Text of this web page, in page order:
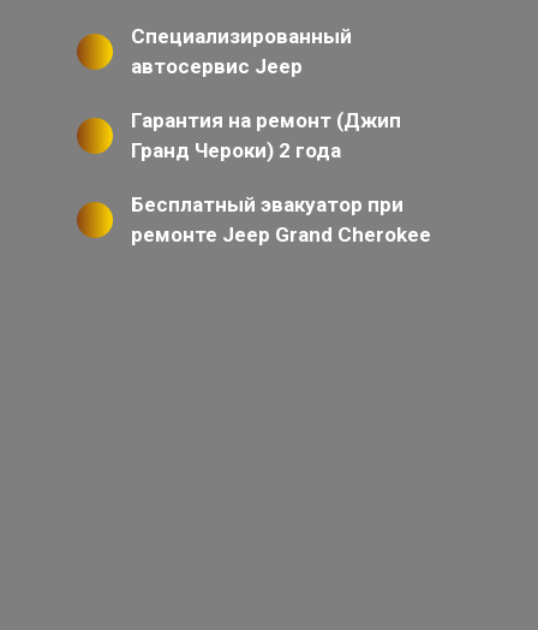
Специализированный
автосервис Jeep
Гарантия на ремонт (Джип
Гранд Чероки) 2 года
Бесплатный эвакуатор при
ремонте Jeep Grand Cherokee